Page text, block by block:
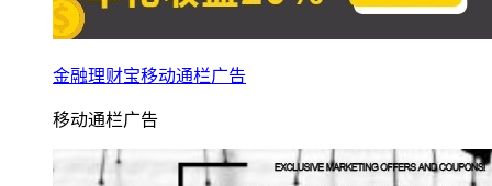
金融理财宝移动通栏广告
移动通栏广告